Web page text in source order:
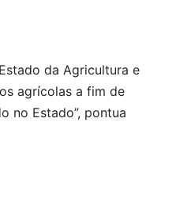
da Agricultura e
agrícolas a fim de
no Estado”, pontua